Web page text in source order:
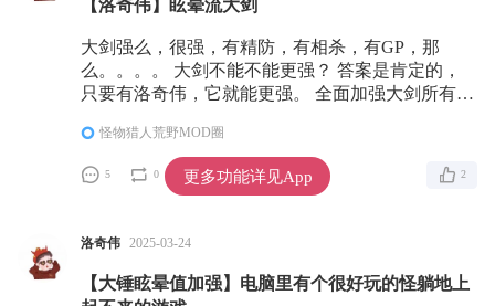
【洛奇伟】眩晕流大剑
大剑强么，很强，有精防，有相杀，有GP，那
么。。。。 大剑不能不能更强？ 答案是肯定的，
只要有洛奇伟，它就能更强。 全面加强大剑所有常
就会晕在地上让你出真蓄3. 当然，如果你本来就是
个大剑高手，你可以蓄力的时候铁山靠龙龙，那么
你会发现，你铁山靠以后，龙龙就晕了，让你可以
怪物猎人荒野MOD圈
5 0 2
洛奇伟 2025-03-24
【大锤眩晕值加强】电脑里有个很好玩的怪躺地上
更多功能详见App